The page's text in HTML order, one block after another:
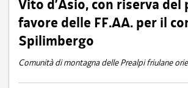
Vito d’Asio, con riserva del
favore delle FF.AA. per il
Spilimbergo
Comunità di montagna delle Prealpi friulane